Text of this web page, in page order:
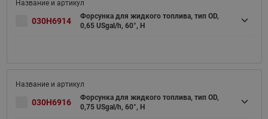
030H6914
Форсунка для жидкого топлива, тип OD,
0,65 USgal/h, 60°, H
030H6916
Форсунка для жидкого топлива, тип OD,
0,75 USgal/h, 60°, H